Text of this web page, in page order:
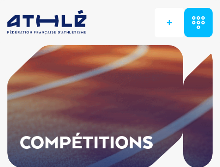
+
COMPÉTITIONS